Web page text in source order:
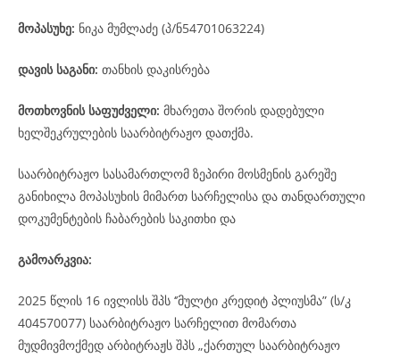
მოპასუხე: ნიკა მუმლაძე (პ/ნ54701063224)
დავის საგანი: თანხის დაკისრება
მოთხოვნის საფუძველი: მხარეთა შორის დადებული
ხელშეკრულების საარბიტრაჟო დათქმა.
საარბიტრაჟო სასამართლომ ზეპირი მოსმენის გარეშე
განიხილა მოპასუხის მიმართ სარჩელისა და თანდართული
დოკუმენტების ჩაბარების საკითხი და
გამოარკვია:
2025 წლის 16 ივლისს შპს ‘’მულტი კრედიტ პლიუსმა” (ს/კ
404570077) საარბიტრაჟო სარჩელით მომართა
მუდმივმოქმედ არბიტრაჟს შპს „ქართულ საარბიტრაჟო